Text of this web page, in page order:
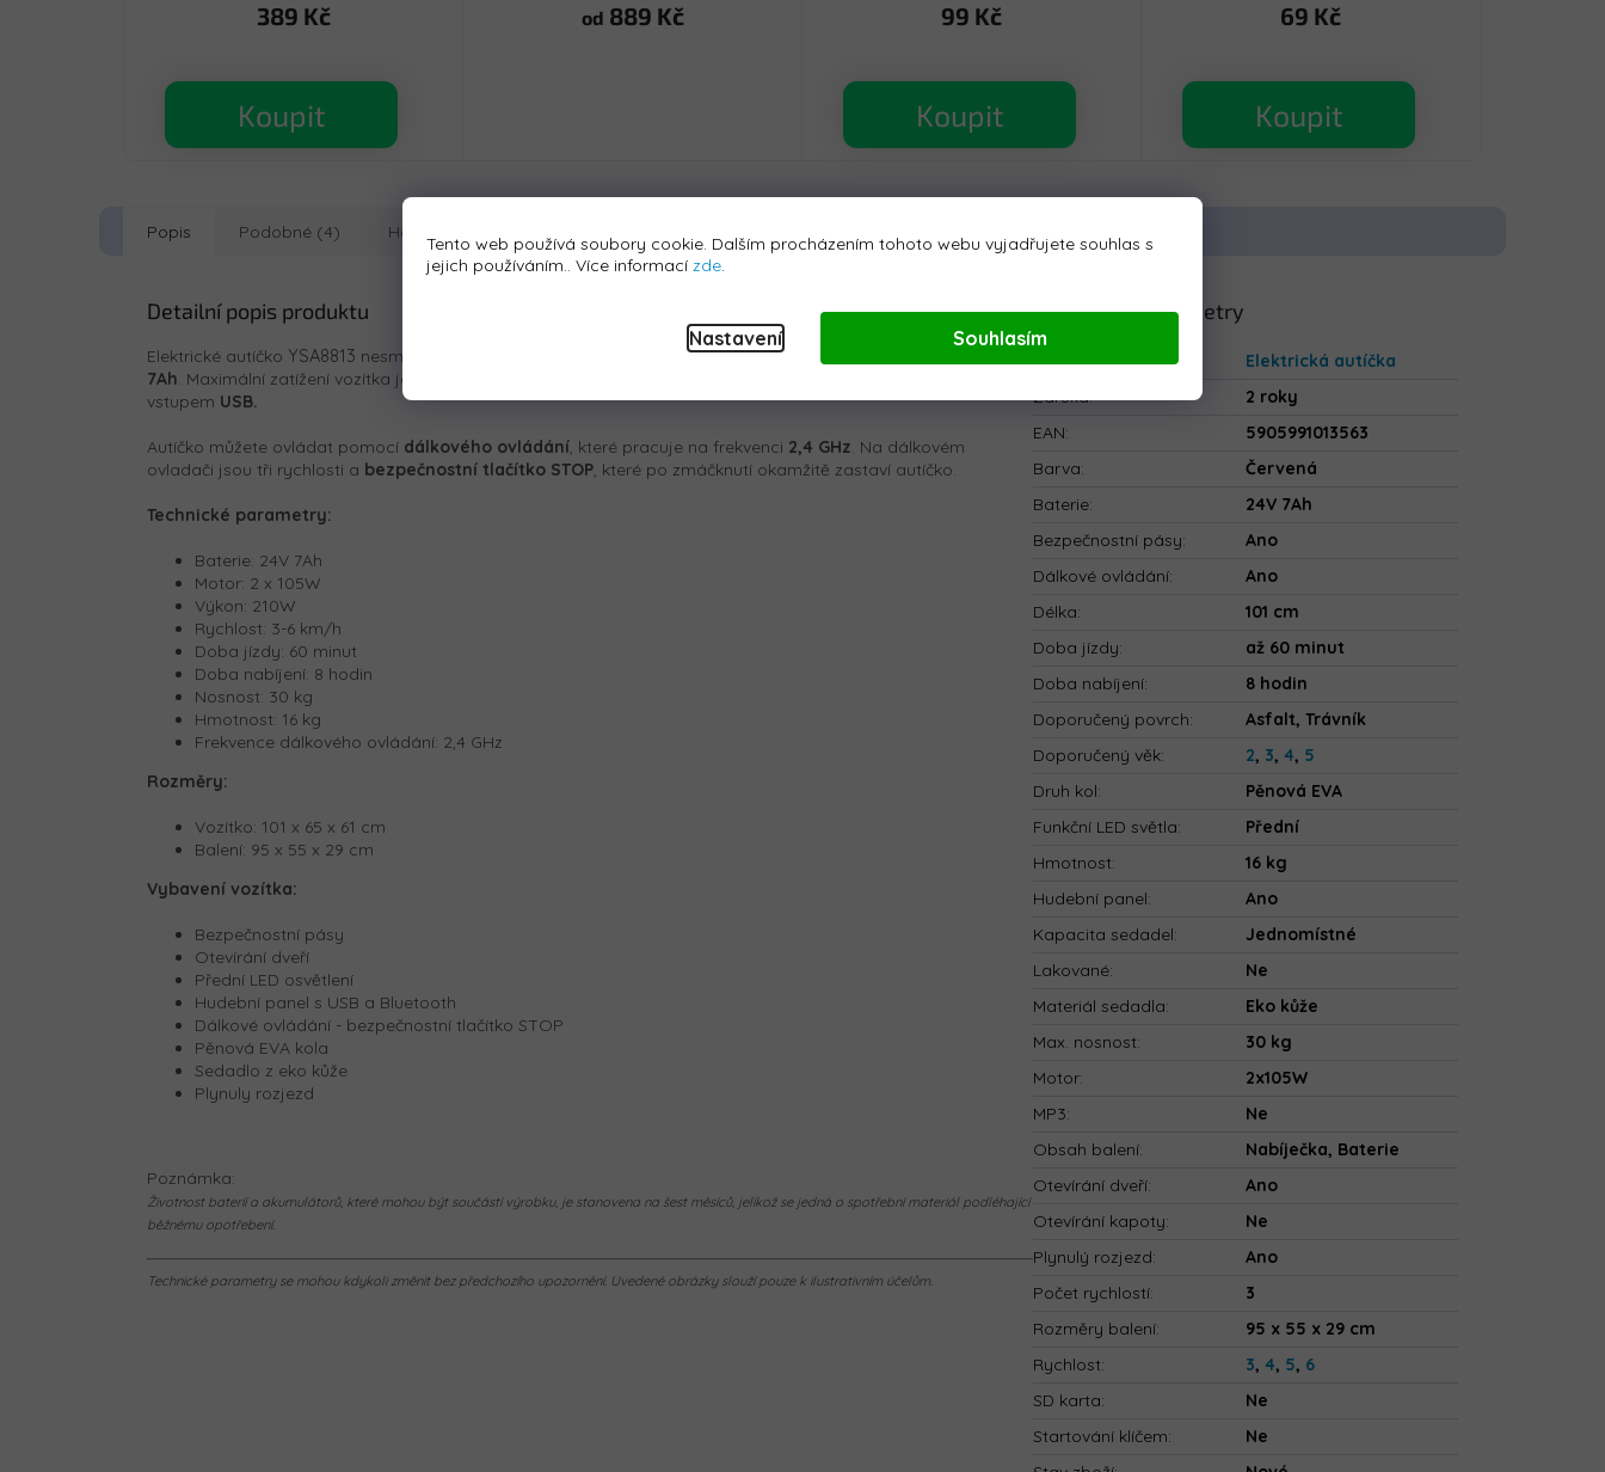
Tento web používá soubory cookie. Dalším procházením tohoto webu vyjadřujete souhlas s
jejich používáním.. Více informací zde.
Nastavení Souhlasím
389 Kč
Koupit
od 889 Kč 99 Kč
Koupit
69 Kč
Koupit
Popis Podobné (4) Hodnocení
Detailní popis produktu
Elektrické autíčko YSA8813 nesmí chybět v žádné dětské garáži. Autíčko je poháněno baterii s kapacitou
7Ah. Maximální zatížení vozítka je
vstupem USB.
Autíčko můžete ovládat pomocí dálkového ovládání, které pracuje na frekvenci 2,4 GHz. Na dálkovém
ovladači jsou tři rychlosti a bezpečnostní tlačítko STOP, které po zmáčknutí okamžitě zastaví autíčko.
Technické parametry:
Baterie: 24V 7Ah
Motor: 2 x 105W
Výkon: 210W
Rychlost: 3-6 km/h
Doba jízdy: 60 minut
Doba nabíjení: 8 hodin
Nosnost: 30 kg
Hmotnost: 16 kg
Frekvence dálkového ovládání: 2,4 GHz
Rozměry:
Vozítko: 101 x 65 x 61 cm
Balení: 95 x 55 x 29 cm
Vybavení vozítka:
Bezpečnostní pásy
Otevírání dveří
Přední LED osvětlení
Hudební panel s USB a Bluetooth
Dálkové ovládání - bezpečnostní tlačítko STOP
Pěnová EVA kola
Sedadlo z eko kůže
Plynuly rozjezd
Poznámka:
Životnost baterií a akumulátorů, které mohou být součástí výrobku, je stanovena na šest měsíců, jelikož se jedná o spotřební materiál podléhající
běžnému opotřebení.
Technické parametry se mohou kdykoli změnit bez předchozího upozornění. Uvedené obrázky slouží pouze k ilustrativním účelům.
Doplňkové parametry
Kategorie:
Elektrická autíčka
Záruka:
2 roky
EAN:
5905991013563
Barva:
Červená
Baterie:
24V 7Ah
Bezpečnostní pásy:
Ano
Dálkové ovládání:
Ano
Délka:
101 cm
Doba jízdy:
až 60 minut
Doba nabíjení:
8 hodin
Doporučený povrch:
Asfalt, Trávník
Doporučený věk: 2, 3,4, 5
Druh kol:
Pěnová EVA
Funkční LED světla:
Přední
Hmotnost:
16 kg
Hudební panel:
Ano
Kapacita sedadel:
Jednomístné
Lakované:
Ne
Materiál sedadla:
Eko kůže
Max. nosnost:
30 kg
Motor:
2x105W
MP3:
Ne
Obsah balení:
Nabíječka, Baterie
Otevírání dveří:
Ano
Otevírání kapoty:
Ne
Plynulý rozjezd:
Ano
Počet rychlostí:
3
Rozměry balení:
95 x 55 x 29 cm
Rychlost: 3,4, 5, 6
SD karta:
Ne
Startování klíčem:
Ne